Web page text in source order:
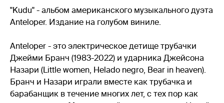
"Kudu" - альбом американского музыкального дуэта
Anteloper. Издание на голубом виниле.
Anteloper - это электрическое детище трубачки
Джейми Бранч (1983-2022) и ударника Джейсона
Назари (Little women, Helado negro, Bear in heaven).
Бранч и Назари играли вместе как трубачка и
барабанщик в течение многих лет, с тех пор как